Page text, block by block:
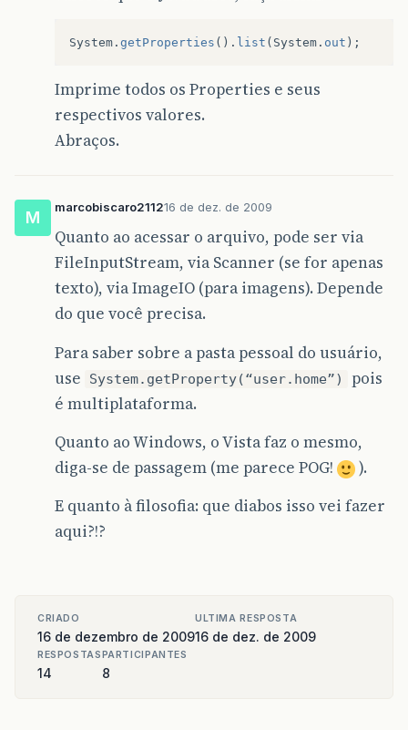
System . getProperties (). list ( System . out );
Imprime todos os Properties e seus
respectivos valores.
Abraços.
M
marcobiscaro211216 de dez. de 2009
Quanto ao acessar o arquivo, pode ser via
FileInputStream, via Scanner (se for apenas
texto), via ImageIO (para imagens). Depende
do que você precisa.
Para saber sobre a pasta pessoal do usuário,
use
System.getProperty(“user.home”)
pois
é multiplataforma.
Quanto ao Windows, o Vista faz o mesmo,
diga-se de passagem (me parece POG!
).
E quanto à filosofia: que diabos isso vei fazer
aqui?!?
CRIADO
16 de dezembro de 2009
ULTIMA RESPOSTA
16 de dez. de 2009
RESPOSTAS
14
PARTICIPANTES
8